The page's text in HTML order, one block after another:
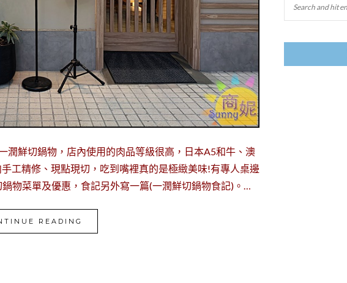
潤鮮切鍋物，店內使用的肉品等級很高，日本A5和牛、澳
工精修、現點現切，吃到嘴裡真的是極緻美味!有專人桌邊
物菜單及優惠，食記另外寫一篇(一潤鮮切鍋物食記)。…
READING